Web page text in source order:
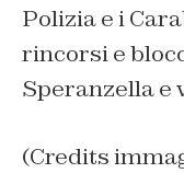
Polizia e i
rincorsi e
Speranzella e
(Credits